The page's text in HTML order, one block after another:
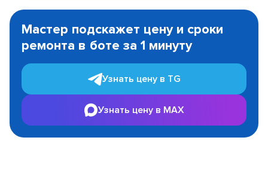
1
Мастер подскажет цену и сроки
ремонта в боте за 1 минуту
Узнать цену в TG
Узнать цену в MAX